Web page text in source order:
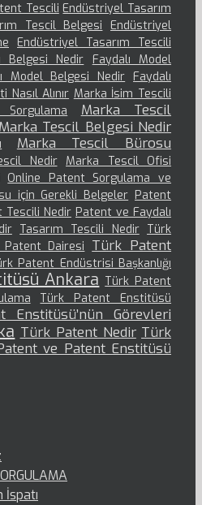
Tescili Endüstriyel Tasarım
Tescil Belgesi
Endüstriyel
Endüstriyel Tasarım Tescili
Belgesi Nedir
Faydalı Model
Model Belgesi Nedir Faydalı
Nasıl Alınır Marka İsim Tescili
Marka Tescil
Marka Tescil Belgesi Nedir
Marka Tescil Bürosu
Nedir Marka Tescil Ofisi
Online Patent Sorgulama ve
için Gerekli Belgeler Patent
Tescili Nedir Patent ve Faydalı
Tasarım Tescili Nedir Türk
Patent Dairesi Türk Patent
Patent Endüstrisi Başkanlığı
Ankara Türk Patent
Türk Patent Enstitüsü
Enstitüsü’nün Görevleri
Türk Patent Nedir Türk
ve Patent Enstitüsü
İspatı